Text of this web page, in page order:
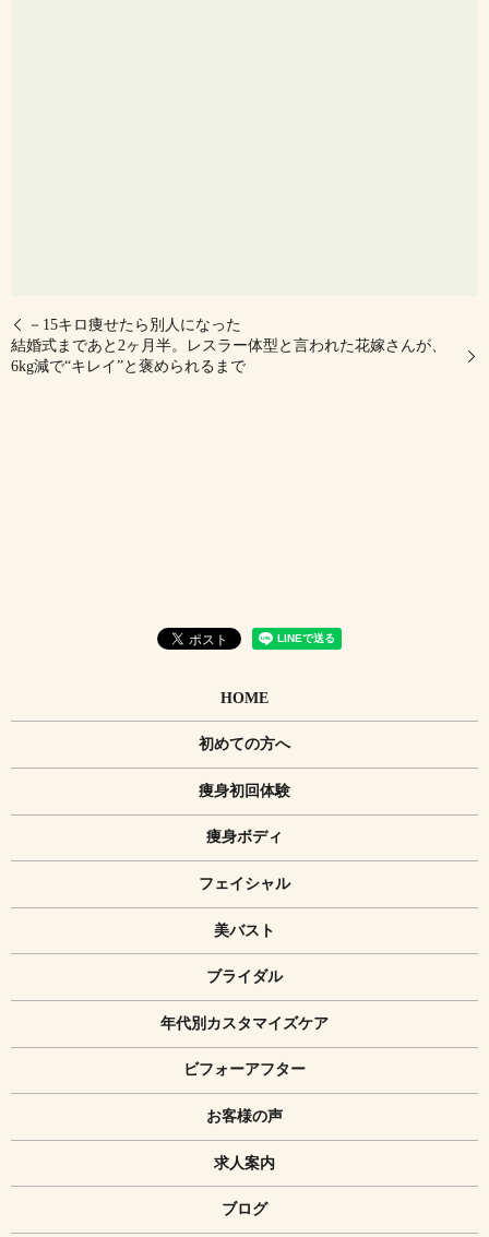
－15キロ痩せたら別人になった
結婚式まであと2ヶ月半。レスラー体型と言われた花嫁さんが、
6kg減で“キレイ”と褒められるまで
HOME
初めての方へ
痩身初回体験
痩身ボディ
フェイシャル
美バスト
ブライダル
年代別カスタマイズケア
ビフォーアフター
お客様の声
求人案内
ブログ